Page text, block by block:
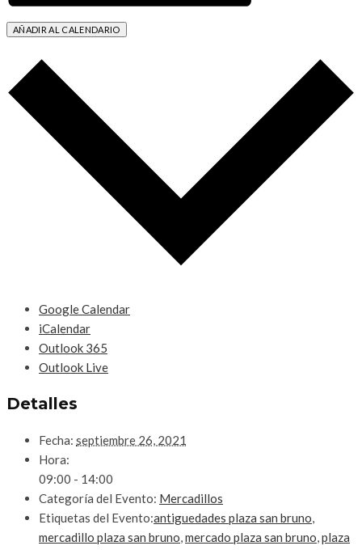
AÑADIR AL CALENDARIO
Google Calendar
iCalendar
Outlook 365
Outlook Live
Detalles
Fecha: septiembre 26, 2021
Hora:
09:00 - 14:00
Categoría del Evento: Mercadillos
Etiquetas del Evento:antiguedades plaza san bruno,
mercadillo plaza san bruno,mercado plaza san bruno,plaza